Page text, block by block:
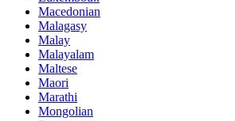
Macedonian
Malagasy
Malay
Malayalam
Maltese
Maori
Marathi
Mongolian